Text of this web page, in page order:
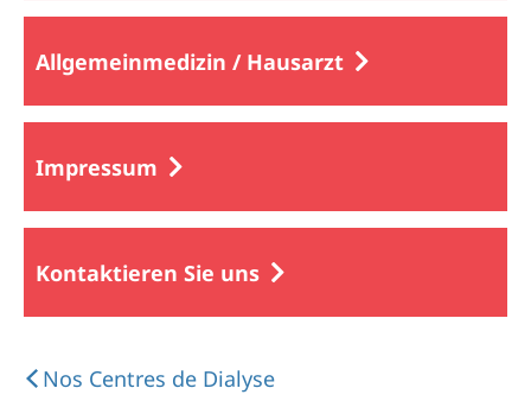
Allgemeinmedizin / Hausarzt
Impressum
Kontaktieren Sie uns
Nos Centres de Dialyse